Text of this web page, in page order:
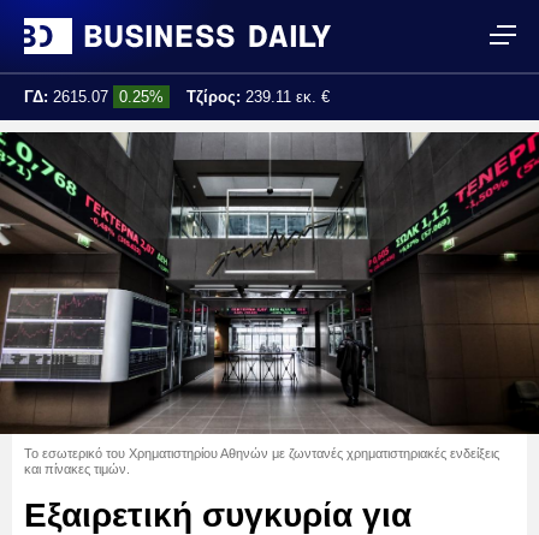
ΓΔ: 2615.07 0.25% Τζίρος: 239.11 εκ. €
Τελ. ενημέρωση: 17:25:01
Το εσωτερικό του Χρηματιστηρίου Αθηνών με ζωντανές χρηματιστηριακές ενδείξεις
και πίνακες τιμών.
Εξαιρετική συγκυρία για